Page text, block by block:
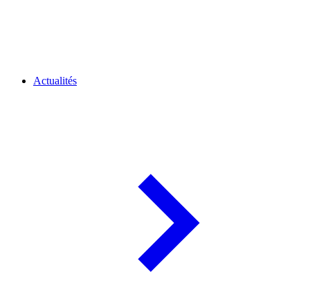
Actualités